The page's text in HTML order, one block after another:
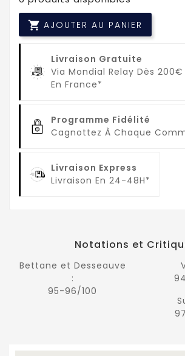
 AJOUTER AU PANIER
Livraison Gratuite
Via Mondial Relay Dès
En France*
Programme Fidélité
Cagnottez À Chaque
Livraison Express
Livraison En 24-48H*
Notations et
Bettane et Desseauve
:
95-96/100